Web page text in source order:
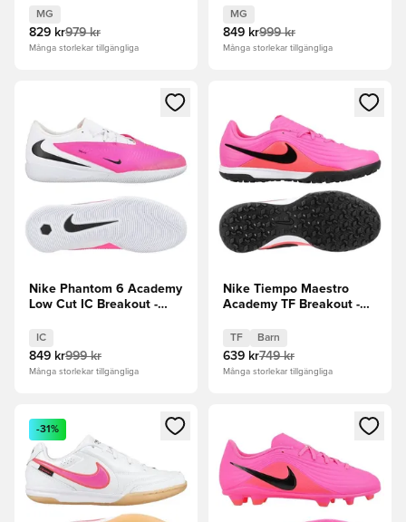
MG
829 kr979 kr
Många storlekar tillgängliga
MG
849 kr999 kr
Många storlekar tillgängliga
Öppnar en Modal för att logga in eller registrera dig som
Nike Phantom 6 Academy
Low Cut IC Breakout -
IC
849 kr999 kr
Många storlekar tillgängliga
Öppnar en Modal för att
Nike Tiempo Maestro
Academy TF Breakout -
TF Barn
639 kr749 kr
Många storlekar tillgängliga
Öppnar en Modal för att logga in eller registrera dig som
-31%
Öppnar en Modal för att